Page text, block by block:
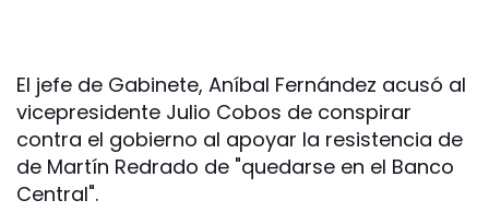
El jefe de Gabinete, Aníbal Fernández acusó al
vicepresidente Julio Cobos de conspirar
contra el gobierno al apoyar la resistencia de
de Martín Redrado de "quedarse en el Banco
Central".